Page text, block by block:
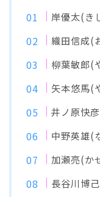
岸優太(き
織田信成(
柳葉敏郎(
矢本悠馬(
井ノ原快
中野英雄(
加瀬亮(か
長谷川博